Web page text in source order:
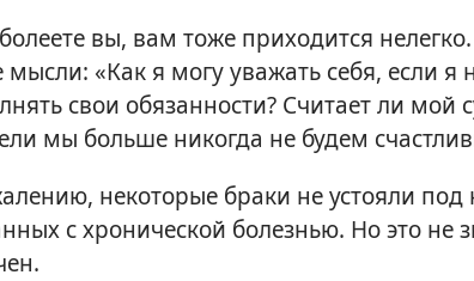
вы, вам тоже приходится
мысли: «Как я могу уважать себя, если я
свои обязанности? Считает ли мой
мы больше никогда не будем
некоторые браки не устояли
с хронической болезнью. Но это не